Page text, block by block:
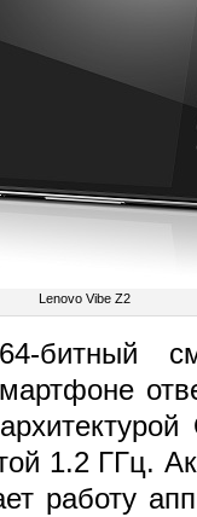
Lenovo Vibe Z2
битный
1.2 ГГц.
работу